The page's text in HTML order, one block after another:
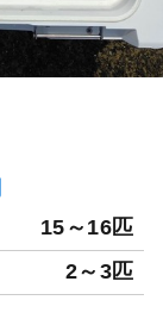
15～16匹
2～3匹